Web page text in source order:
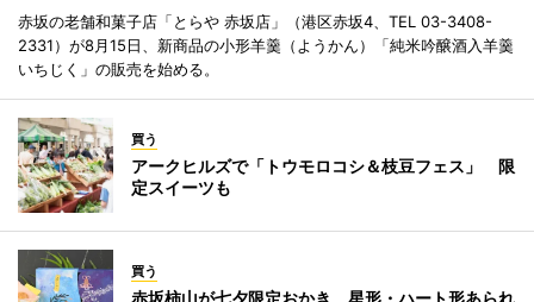
赤坂の老舗和菓子店「とらや 赤坂店」（港区赤坂4、TEL 03-3408-
2331）が8月15日、新商品の小形羊羹（ようかん）「純米吟醸酒入羊羹
いちじく」の販売を始める。
買う
アークヒルズで「トウモロコシ＆枝豆フェス」 限
定スイーツも
買う